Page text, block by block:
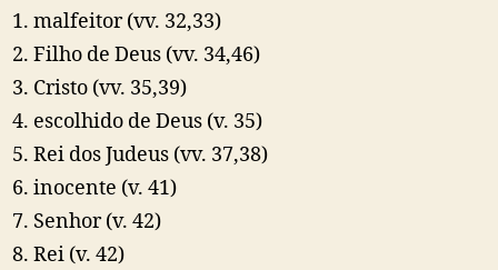
malfeitor(vv. 32,33)
Filho de Deus (vv. 34,46)
Cristo (vv. 35,39)
escolhido de Deus (v. 35)
Rei dos Judeus (vv. 37,38)
inocente (v. 41)
Senhor(v. 42)
Rei (v. 42)